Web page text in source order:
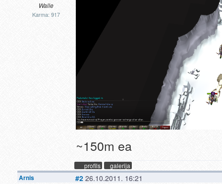
Walle
Karma: 917
~150m ea
profils galerija
Arnis #2 26.10.2011. 16:21